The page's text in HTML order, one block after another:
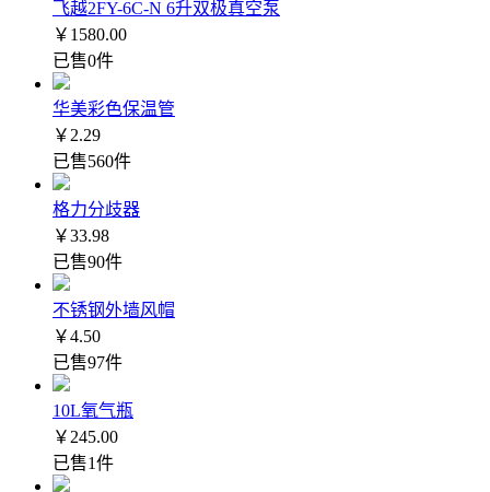
飞越2FY-6C-N 6升双极真空泵
￥1580.00
已售0件
华美彩色保温管
￥2.29
已售560件
格力分歧器
￥33.98
已售90件
不锈钢外墙风帽
￥4.50
已售97件
10L氧气瓶
￥245.00
已售1件